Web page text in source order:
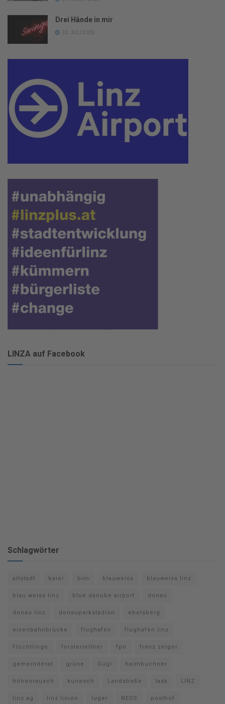
Drei Hände in mir
20. JULI 2026
LINZA auf Facebook
Schlagwörter
altstadt baier bim blauweiss blauweiss linz
blau weiss linz blue danube airport donau
donau linz donauparkstadion ebelsberg
eisenbahnbrücke flughafen flughafen linz
Flüchtlinge forsterleitner fpö franz zeiger
gemeinderat grüne Gugl haimbuchner
höhenrausch kunesch Landstraße lask LINZ
linz ag linz linien luger NEOS posthof